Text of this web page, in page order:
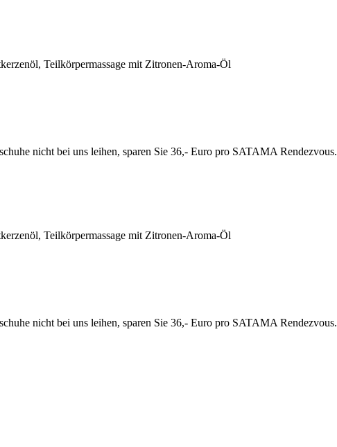
Teilkörpermassage mit Zitronen-Aroma-Öl
nicht bei uns leihen, sparen Sie 36,- Euro pro SATAMA Rendezvous.
Teilkörpermassage mit Zitronen-Aroma-Öl
nicht bei uns leihen, sparen Sie 36,- Euro pro SATAMA Rendezvous.